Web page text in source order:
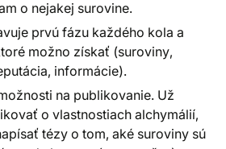
o nejakej surovine.
prvú fázu každého kola a
možno získať (suroviny,
informácie).
na publikovanie. Už
o vlastnostiach alchymálií,
tézy o tom, aké suroviny sú